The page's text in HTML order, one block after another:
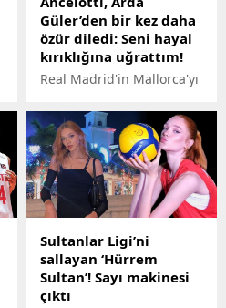
Güler’den bir kez daha
özür diledi: Seni hayal
kırıklığına uğrattım!
Real Madrid'in Mallorca'yı
ettiği karşılaşmada 4
oyuncu değişikliği yapan
Ancelotti, Arda Güler'e
yine süre vermedi. İtalyan
teknik adamın maçın
ardından soyunma
yanına giderek genç
oyuncudan özür dilediği
belirtildi.
Sultanlar Ligi’ni
sallayan ‘Hürrem
Sultan’! Sayı makinesi
çıktı